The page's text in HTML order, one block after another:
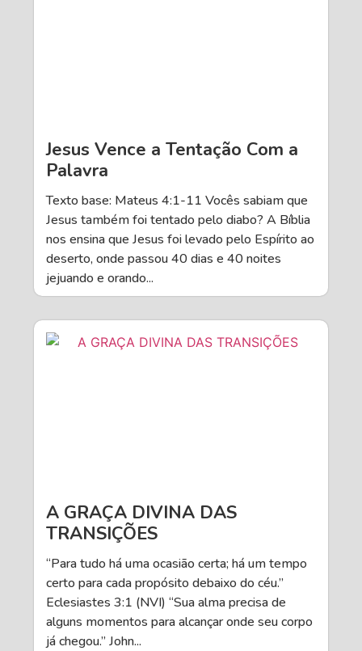
Jesus Vence a Tentação Com a
Palavra
Texto base: Mateus 4:1-11 Vocês sabiam que
Jesus também foi tentado pelo diabo? A Bíblia
nos ensina que Jesus foi levado pelo Espírito ao
deserto, onde passou 40 dias e 40 noites
jejuando e orando...
A GRAÇA DIVINA DAS
TRANSIÇÕES
“Para tudo há uma ocasião certa; há um tempo
certo para cada propósito debaixo do céu.”
Eclesiastes 3:1 (NVI) “Sua alma precisa de
alguns momentos para alcançar onde seu corpo
já chegou.” John...